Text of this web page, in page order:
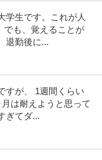
学生です。これが人
でも、覚えることが
退勤後に...
すが、 1週間くらい
は耐えようと思って
ぎてダ...